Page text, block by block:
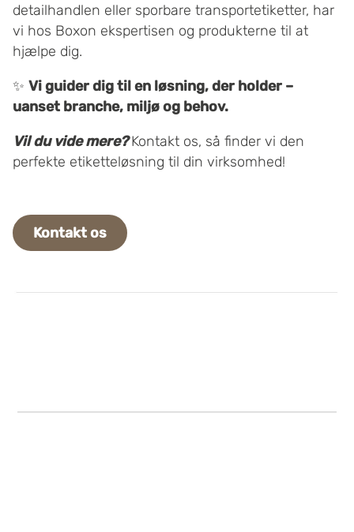
detailhandlen eller sporbare transportetiketter, har
vi hos Boxon ekspertisen og produkterne til at
hjælpe dig.
✨ Vi guider dig til en løsning, der holder –
uanset branche, miljø og behov.
Vil du vide mere?Kontakt os, så finder vi den
perfekte etiketteløsning til din virksomhed!
Kontakt os